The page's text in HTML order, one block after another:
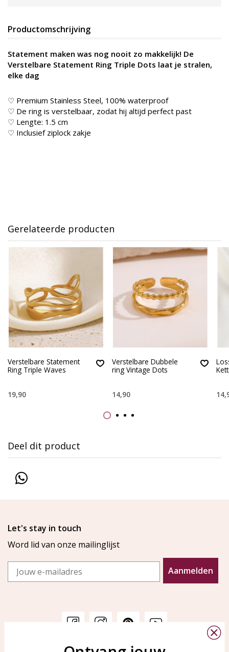
Productomschrijving
Statement maken was nog nooit zo makkelijk! De
Verstelbare Statement Ring Triple Dots laat je stralen,
elke dag
♡ Premium Stainless Steel, 100% waterproof
♡ De ring is verstelbaar, zodat hij altijd perfect past
♡ Lengte: 1.5 cm
♡ Inclusief ziplock zakje
Gerelateerde producten
Verstelbare Statement
Ring Triple Waves
19,90
Verstelbare Dubbele
ring Vintage Dots
14,90
Deel dit product
Let's stay in touch
Word lid van onze mailinglijst
Email
Aanmelden